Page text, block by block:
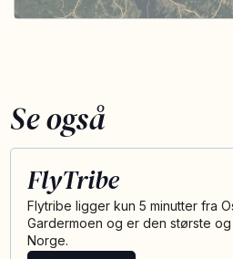
Se også
FlyTribe
Flytribe ligger kun 5 minutter fra
Gardermoen og er den største
Norge.